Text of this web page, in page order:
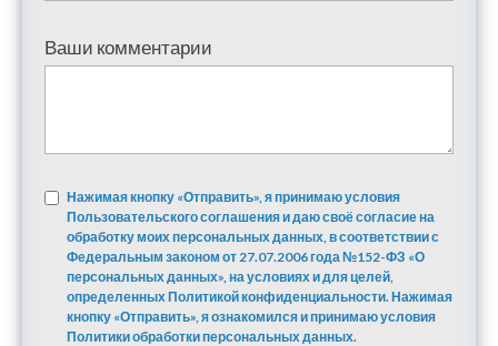
Ваши комментарии
Нажимая кнопку «Отправить», я принимаю условия
Пользовательского соглашения и даю своё согласие на
обработку моих персональных данных, в соответствии с
Федеральным законом от 27.07.2006 года №152-ФЗ «О
персональных данных», на условиях и для целей,
определенных Политикой конфиденциальности. Нажимая
кнопку «Отправить», я ознакомился и принимаю условия
Политики обработки персональных данных.